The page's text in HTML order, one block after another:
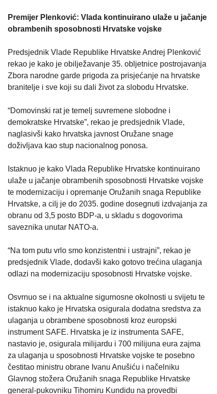
Premijer Plenković: Vlada kontinuirano ulaže u jačanje
obrambenih sposobnosti Hrvatske vojske
Predsjednik Vlade Republike Hrvatske Andrej Plenković
rekao je kako je obilježavanje 35. obljetnice postrojavanja
Zbora narodne garde prigoda za prisjećanje na hrvatske
branitelje i sve koji su dali život za slobodu Hrvatske.
“Domovinski rat je temelj suvremene slobodne i
demokratske Hrvatske”, rekao je predsjednik Vlade,
naglasivši kako hrvatska javnost Oružane snage
doživljava kao stup nacionalnog ponosa.
Istaknuo je kako Vlada Republike Hrvatske kontinuirano
ulaže u jačanje obrambenih sposobnosti Hrvatske vojske
te modernizaciju i opremanje Oružanih snaga Republike
Hrvatske, a cilj je do 2035. godine dosegnuti izdvajanja za
obranu od 3,5 posto BDP-a, u skladu s dogovorima
saveznika unutar NATO-a.
“Na tom putu vrlo smo konzistentni i ustrajni”, rekao je
predsjednik Vlade, dodavši kako gotovo trećina ulaganja
odlazi na modernizaciju sposobnosti Hrvatske vojske.
Osvrnuo se i na aktualne sigurnosne okolnosti u svijetu te
istaknuo kako je Hrvatska osigurala dodatna sredstva za
ulaganja u obrambene sposobnosti kroz europski
instrument SAFE. Hrvatska je iz instrumenta SAFE,
nastavio je, osigurala milijardu i 700 milijuna eura zajma
za ulaganja u sposobnosti Hrvatske vojske te posebno
čestitao ministru obrane Ivanu Anušiću i načelniku
Glavnog stožera Oružanih snaga Republike Hrvatske
general-pukovniku Tihomiru Kundidu na provedbi